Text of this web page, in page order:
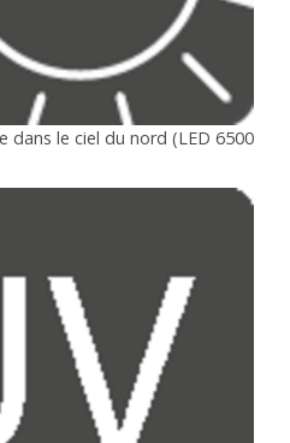
dans le ciel du nord (LED 6500